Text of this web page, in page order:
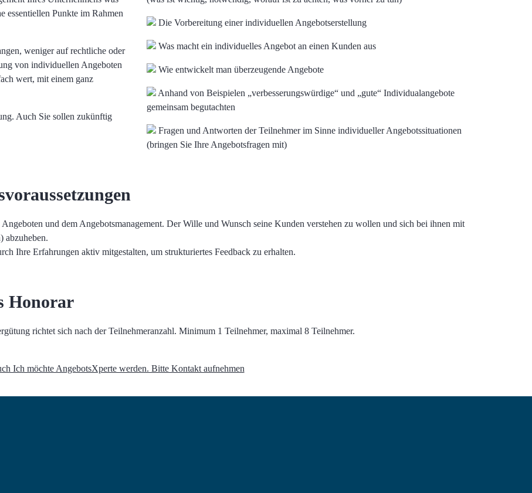
essentiellen Punkte im Rahmen
weniger auf rechtliche oder
von individuellen Angeboten
wert, mit einem ganz
Auch Sie sollen zukünftig
Die Vorbereitung einer individuellen Angebotserstellung
Was macht ein individuelles Angebot an einen Kunden aus
Wie entwickelt man überzeugende Angebote
Anhand von Beispielen „verbesserungswürdige“ und „gute“ Individualangebote
gemeinsam begutachten
Fragen und Antworten der Teilnehmer im Sinne individueller Angebotssituationen
(bringen Sie Ihre Angebotsfragen mit)
und dem Angebotsmanagement. Der Wille und Wunsch seine Kunden verstehen zu wollen und sich bei ihnen mit
abzuheben.
Ihre Erfahrungen aktiv mitgestalten, um strukturiertes Feedback zu erhalten.
Honorar
richtet sich nach der Teilnehmeranzahl. Minimum 1 Teilnehmer, maximal 8 Teilnehmer.
Ich möchte AngebotsXperte werden. Bitte Kontakt aufnehmen